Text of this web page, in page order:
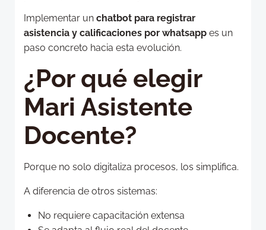
Implementar un chatbot para registrar
asistencia y calificaciones por whatsapp es un
paso concreto hacia esta evolución.
¿Por qué elegir
Mari Asistente
Docente?
Porque no solo digitaliza procesos, los simplifica.
A diferencia de otros sistemas:
No requiere capacitación extensa